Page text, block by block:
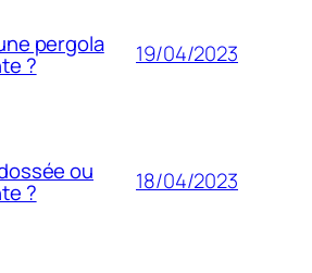
pergola
? 19/04/2023
ou
? 18/04/2023